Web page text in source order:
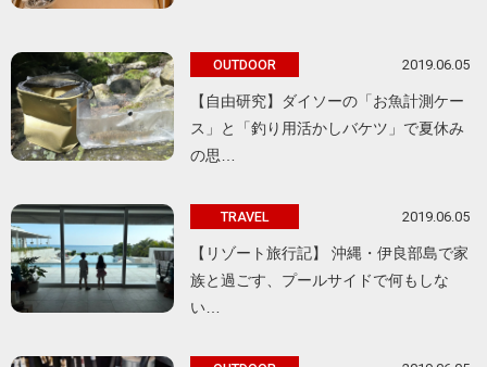
OUTDOOR 2019.06.05
【自由研究】ダイソーの「お魚計測ケー
ス」と「釣り用活かしバケツ」で夏休み
の思…
TRAVEL 2019.06.05
【リゾート旅行記】 沖縄・伊良部島で家
族と過ごす、プールサイドで何もしな
い…